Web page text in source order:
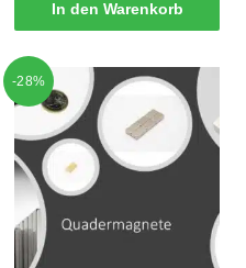
In den Warenkorb
-28%